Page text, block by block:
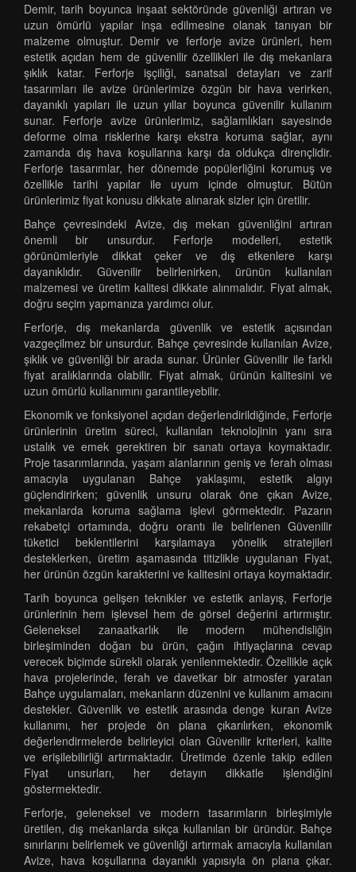
Demir, tarih boyunca inşaat sektöründe güvenliği artıran ve
uzun ömürlü yapılar inşa edilmesine olanak tanıyan bir
malzeme olmuştur. Demir ve ferforje avize ürünleri, hem
estetik açıdan hem de güvenilir özellikleri ile dış mekanlara
şıklık katar. Ferforje işçiliği, sanatsal detayları ve zarif
tasarımları ile avize ürünlerimize özgün bir hava verirken,
dayanıklı yapıları ile uzun yıllar boyunca güvenilir kullanım
sunar. Ferforje avize ürünlerimiz, sağlamlıkları sayesinde
deforme olma risklerine karşı ekstra koruma sağlar, aynı
zamanda dış hava koşullarına karşı da oldukça dirençlidir.
Ferforje tasarımlar, her dönemde popülerliğini korumuş ve
özellikle tarihi yapılar ile uyum içinde olmuştur. Bütün
ürünlerimiz fiyat konusu dikkate alınarak sizler için üretilir.
Bahçe çevresindeki Avize, dış mekan güvenliğini artıran
önemli bir unsurdur. Ferforje modelleri, estetik
görünümleriyle dikkat çeker ve dış etkenlere karşı
dayanıklıdır. Güvenilir belirlenirken, ürünün kullanılan
malzemesi ve üretim kalitesi dikkate alınmalıdır. Fiyat almak,
doğru seçim yapmanıza yardımcı olur.
Ferforje, dış mekanlarda güvenlik ve estetik açısından
vazgeçilmez bir unsurdur. Bahçe çevresinde kullanılan Avize,
şıklık ve güvenliği bir arada sunar. Ürünler Güvenilir ile farklı
fiyat aralıklarında olabilir. Fiyat almak, ürünün kalitesini ve
uzun ömürlü kullanımını garantileyebilir.
Ekonomik ve fonksiyonel açıdan değerlendirildiğinde, Ferforje
ürünlerinin üretim süreci, kullanılan teknolojinin yanı sıra
ustalık ve emek gerektiren bir sanatı ortaya koymaktadır.
Proje tasarımlarında, yaşam alanlarının geniş ve ferah olması
amacıyla uygulanan Bahçe yaklaşımı, estetik algıyı
güçlendirirken; güvenlik unsuru olarak öne çıkan Avize,
mekanlarda koruma sağlama işlevi görmektedir. Pazarın
rekabetçi ortamında, doğru orantı ile belirlenen Güvenilir
tüketici beklentilerini karşılamaya yönelik stratejileri
desteklerken, üretim aşamasında titizlikle uygulanan Fiyat,
her ürünün özgün karakterini ve kalitesini ortaya koymaktadır.
Tarih boyunca gelişen teknikler ve estetik anlayış, Ferforje
ürünlerinin hem işlevsel hem de görsel değerini artırmıştır.
Geleneksel zanaatkarlık ile modern mühendisliğin
birleşiminden doğan bu ürün, çağın ihtiyaçlarına cevap
verecek biçimde sürekli olarak yenilenmektedir. Özellikle açık
hava projelerinde, ferah ve davetkar bir atmosfer yaratan
Bahçe uygulamaları, mekanların düzenini ve kullanım amacını
destekler. Güvenlik ve estetik arasında denge kuran Avize
kullanımı, her projede ön plana çıkarılırken, ekonomik
değerlendirmelerde belirleyici olan Güvenilir kriterleri, kalite
ve erişilebilirliği artırmaktadır. Üretimde özenle takip edilen
Fiyat unsurları, her detayın dikkatle işlendiğini
göstermektedir.
Ferforje, geleneksel ve modern tasarımların birleşimiyle
üretilen, dış mekanlarda sıkça kullanılan bir üründür. Bahçe
sınırlarını belirlemek ve güvenliği artırmak amacıyla kullanılan
Avize, hava koşullarına dayanıklı yapısıyla ön plana çıkar.